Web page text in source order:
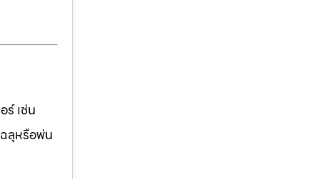
เช่น
ลุหรือพ่น